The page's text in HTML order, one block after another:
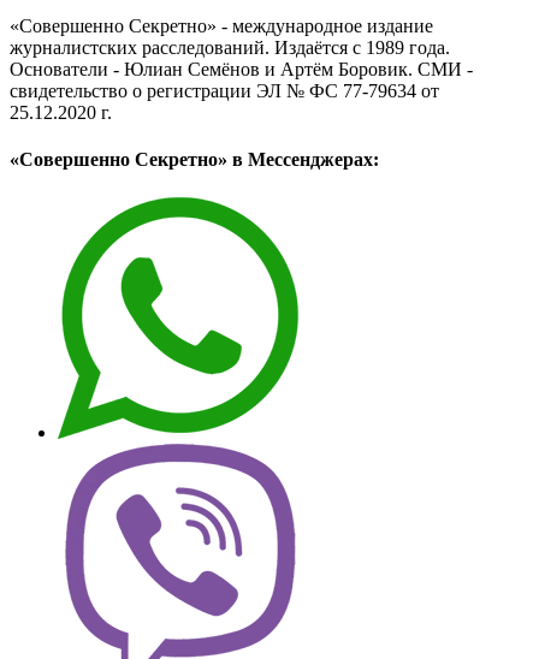
«Совершенно Секретно» - международное издание
журналистских расследований. Издаётся с 1989 года.
Основатели - Юлиан Семёнов и Артём Боровик. CМИ -
свидетельство о регистрации ЭЛ № ФС 77-79634 от
25.12.2020 г.
«Совершенно Секретно» в Мессенджерах: